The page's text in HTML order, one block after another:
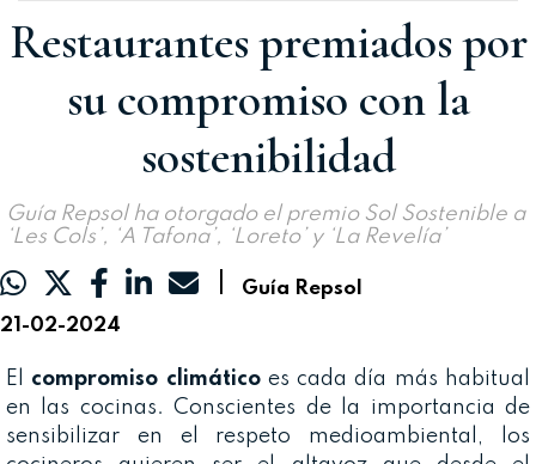
Restaurantes premiados por
su compromiso con la
sostenibilidad
Guía Repsol ha otorgado el premio Sol Sostenible a
‘Les Cols’, ‘A Tafona’, ‘Loreto’ y ‘La Revelía’
Guía Repsol
21-02-2024
El compromiso climáticoes cada día más habitual
en las cocinas. Conscientes de la importancia de
sensibilizar en el respeto medioambiental, los